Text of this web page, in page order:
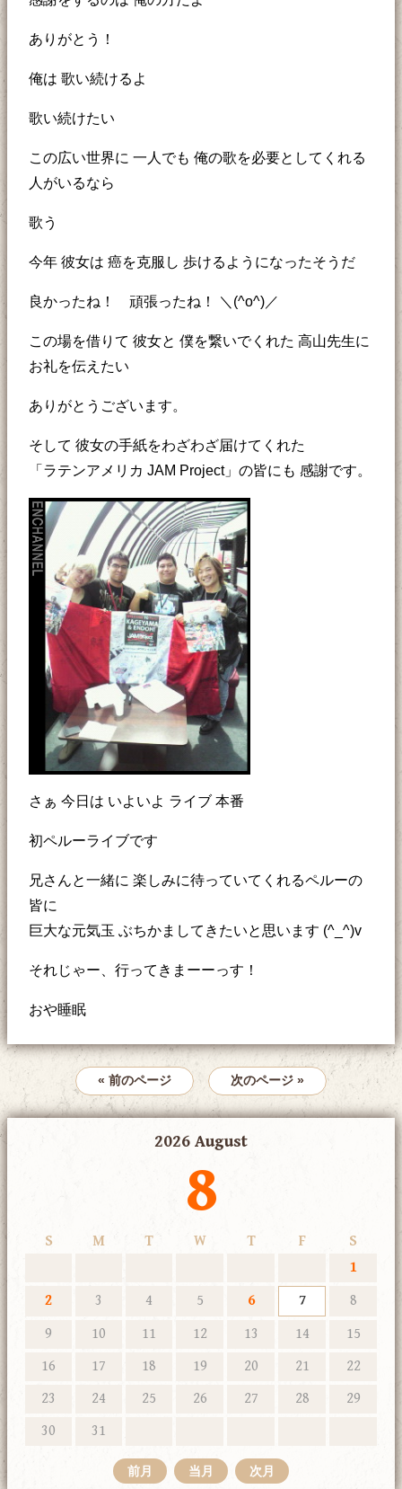
ありがとう！
俺は 歌い続けるよ
歌い続けたい
この広い世界に 一人でも 俺の歌を必要としてくれる
人がいるなら
歌う
今年 彼女は 癌を克服し 歩けるようになったそうだ
良かったね！ 頑張ったね！ ＼(^o^)／
この場を借りて 彼女と 僕を繋いでくれた 高山先生に
お礼を伝えたい
ありがとうございます。
そして 彼女の手紙をわざわざ届けてくれた
「ラテンアメリカ JAM Project」の皆にも 感謝です。
さぁ 今日は いよいよ ライブ 本番
初ペルーライブです
兄さんと一緒に 楽しみに待っていてくれるペルーの
皆に
巨大な元気玉 ぶちかましてきたいと思います (^_^)v
それじゃー、行ってきまーーっす！
おや睡眠
« 前のページ 次のページ »
2026 August
8
S M T W T F
S
1
2
3 4 5 6 7
8
9
10 11 12 13 14
15
16
17 18 19 20 21
22
23
24 25 26 27 28
29
30
31
前月 当月 次月